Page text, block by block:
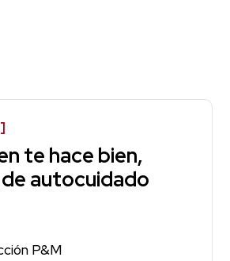
te hace bien,
autocuidado
P&M